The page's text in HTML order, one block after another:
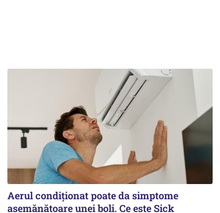
Aerul condiționat poate da simptome
asemănătoare unei boli. Ce este Sick